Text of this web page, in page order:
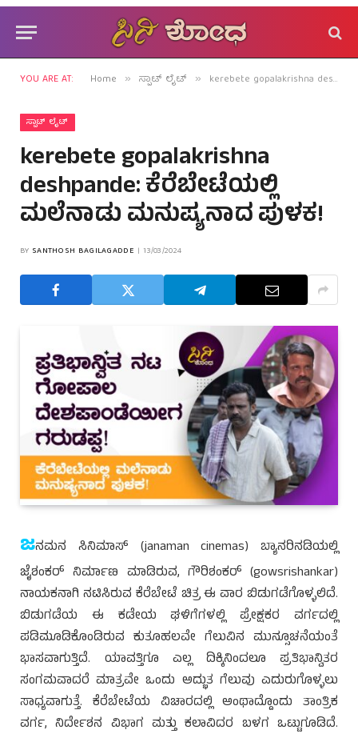
YOU ARE AT: Home » ಸ್ಪಾಟ್ ಲೈಟ್ » kerebete gopalakrishna deshpande: ಕೆರೆಬೇಟೆಯಲ್ಲಿ ಮಲೆನಾಡು ಮನುಷ್ಯನಾದ ಪುಳಕ!
ಸ್ಪಾಟ್ ಲೈಟ್
kerebete gopalakrishna
deshpande: ಕೆರೆಬೇಟೆಯಲ್ಲಿ
ಮಲೆನಾಡು ಮನುಷ್ಯನಾದ ಪುಳಕ!
BY SANTHOSH BAGILAGADDE 13/03/2024
ಜನಮನ ಸಿನಿಮಾಸ್ (janaman cinemas) ಬ್ಯಾನರಿನಡಿಯಲ್ಲಿ
ಜೈಶಂಕರ್ ನಿರ್ಮಾಣ ಮಾಡಿರುವ, ಗೌರಿಶಂಕರ್ (gowsrishankar)
ನಾಯಕನಾಗಿ ನಟಿಸಿರುವ ಕೆರೆಬೇಟೆ ಚಿತ್ರ ಈ ವಾರ ಬಿಡುಗಡೆಗೊಳ್ಳಲಿದೆ.
ಬಿಡುಗಡೆಯ ಈ ಕಡೇಯ ಘಳಿಗೆಗಳಲ್ಲಿ ಪ್ರೇಕ್ಷಕರ ವರ್ಗದಲ್ಲಿ
ಪಡಿಮೂಡಿಕೊಂಡಿರುವ ಕುತೂಹಲವೇ ಗೆಲುವಿನ ಮುನ್ಸೂಚನೆಯಂತೆ
ಭಾಸವಾಗುತ್ತಿದೆ. ಯಾವತ್ತಿಗೂ ಎಲ್ಲ ದಿಕ್ಕಿನಿಂದಲೂ ಪ್ರತಿಭಾನ್ವಿತರ
ಸಂಗಮವಾದರೆ ಮಾತ್ರವೇ ಒಂದು ಅದ್ಭುತ ಗೆಲುವು ಎದುರುಗೊಳ್ಳಲು
ಸಾಧ್ಯವಾಗುತ್ತೆ. ಕೆರೆಬೇಟೆಯ ವಿಚಾರದಲ್ಲಿ ಅಂಥಾದ್ದೊಂದು ತಾಂತ್ರಿಕ
ವರ್ಗ, ನಿರ್ದೇಶನ ವಿಭಾಗ ಮತ್ತು ಕಲಾವಿದರ ಬಳಗ ಒಟ್ಟುಗೂಡಿದೆ.